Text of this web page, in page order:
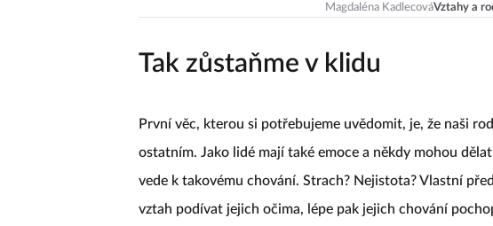
Magdaléna KadlecováVztahy a
Tak zůstaňme v klidu
První věc, kterou si potřebujeme uvědomit, je, že naši
ostatním. Jako lidé mají také emoce a někdy mohou
vede k takovému chování. Strach? Nejistota? Vlastní
vztah podívat jejich očima, lépe pak jejich chování